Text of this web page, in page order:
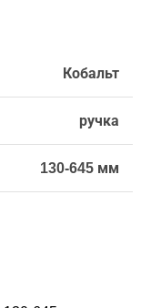
Кобальт
ручка
130-645 мм